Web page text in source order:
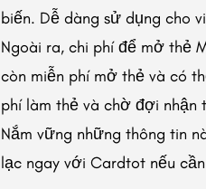
biến. Dễ dàng sử dụng cho
Ngoài ra, chi phí để mở thẻ
còn miễn phí mở thẻ và có
phí làm thẻ và chờ đợi nhận
Nắm vững những thông tin
lạc ngay với Cardtot nếu